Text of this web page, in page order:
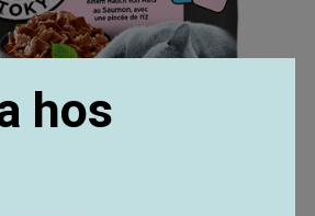
hos